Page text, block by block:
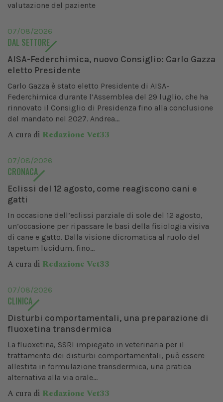
valutazione del paziente
07/08/2026
DAL SETTORE
AISA-Federchimica, nuovo Consiglio: Carlo Gazza
eletto Presidente
Carlo Gazza è stato eletto Presidente di AISA-
Federchimica durante l’Assemblea del 29 luglio, che ha
rinnovato il Consiglio di Presidenza fino alla conclusione
del mandato nel 2027. Andrea...
A cura di Redazione Vet33
07/08/2026
CRONACA
Eclissi del 12 agosto, come reagiscono cani e
gatti
In occasione dell’eclissi parziale di sole del 12 agosto,
un’occasione per ripassare le basi della fisiologia visiva
di cane e gatto. Dalla visione dicromatica al ruolo del
tapetum lucidum, fino...
A cura di Redazione Vet33
07/08/2026
CLINICA
Disturbi comportamentali, una preparazione di
fluoxetina transdermica
La fluoxetina, SSRI impiegato in veterinaria per il
trattamento dei disturbi comportamentali, può essere
allestita in formulazione transdermica, una pratica
alternativa alla via orale...
A cura di Redazione Vet33